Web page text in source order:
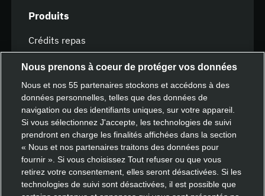
Produits
Crédits repas
Repas d’équipe
Cartes cadeaux
Ressources
Espace d’apprentissage
FAQ
Nous prenons à coeur de protéger vos données
Nous et nos55 partenaires stockons et accédons à des
données personnelles, telles que des données de
navigation ou des identifiants uniques, sur votre appareil.
Si vous sélectionnez J'accepte, les technologies de suivi
prendront en charge les finalités affichées dans la section
« Nous et nos partenaires traitons des données pour
fournir ». Si vous choisissez Tout refuser ou que vous
retirez votre consentement, elles seront désactivées. Si les
technologies de suivi sont désactivées, il est possible que